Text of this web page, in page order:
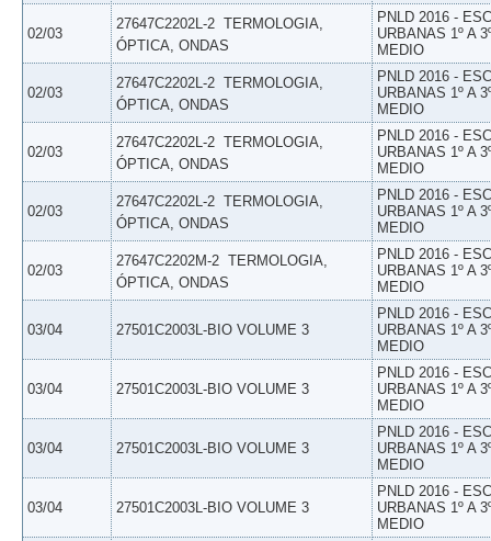
02/03
27647C2202L-2  TERMOLOGIA,
ÓPTICA, ONDAS
PNLD 2016 -
URBANAS 1º A
MEDIO
02/03
27647C2202L-2  TERMOLOGIA,
ÓPTICA, ONDAS
PNLD 2016 -
URBANAS 1º A
MEDIO
02/03
27647C2202L-2  TERMOLOGIA,
ÓPTICA, ONDAS
PNLD 2016 -
URBANAS 1º A
MEDIO
02/03
27647C2202L-2  TERMOLOGIA,
ÓPTICA, ONDAS
PNLD 2016 -
URBANAS 1º A
MEDIO
02/03
27647C2202M-2  TERMOLOGIA,
ÓPTICA, ONDAS
PNLD 2016 -
URBANAS 1º A
MEDIO
03/04 27501C2003L-BIO VOLUME 3
PNLD 2016 -
URBANAS 1º A
MEDIO
03/04 27501C2003L-BIO VOLUME 3
PNLD 2016 -
URBANAS 1º A
MEDIO
03/04 27501C2003L-BIO VOLUME 3
PNLD 2016 -
URBANAS 1º A
MEDIO
03/04 27501C2003L-BIO VOLUME 3
PNLD 2016 -
URBANAS 1º A
MEDIO